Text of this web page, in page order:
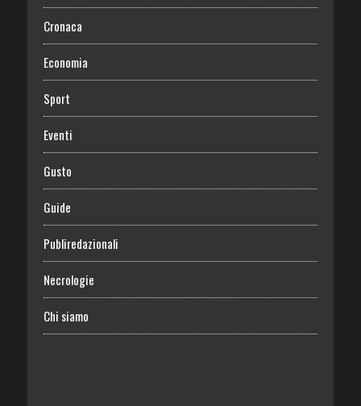
Cronaca
Economia
Sport
Eventi
Gusto
Guide
Publiredazionali
Necrologie
Chi siamo